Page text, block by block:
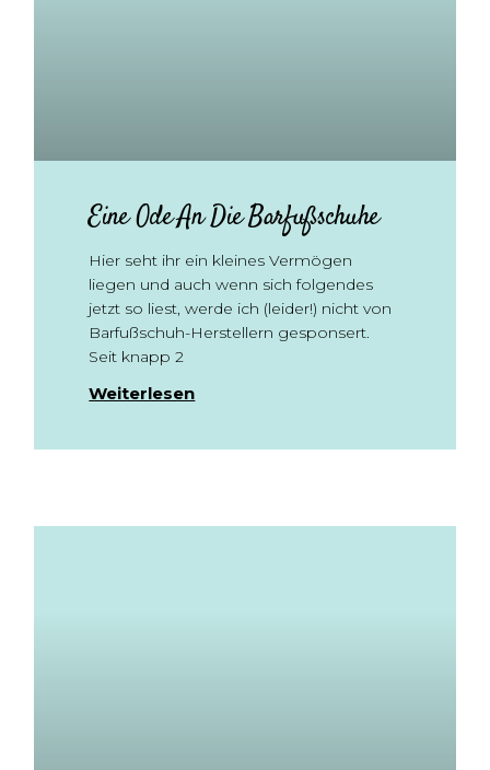
Eine Ode An Die Barfußschuhe
Hier seht ihr ein kleines Vermögen
liegen und auch wenn sich folgendes
jetzt so liest, werde ich (leider!) nicht von
Barfußschuh-Herstellern gesponsert.
Seit knapp 2
Weiterlesen